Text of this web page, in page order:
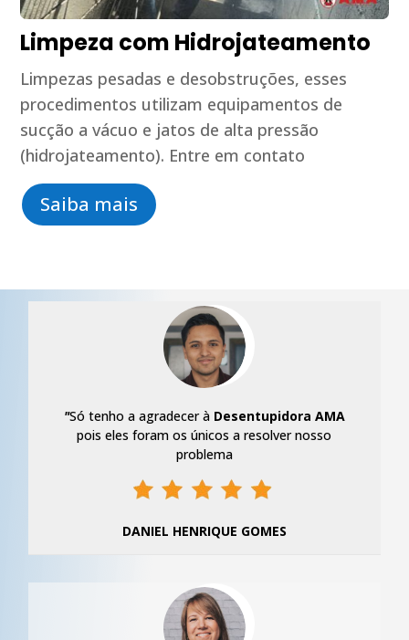
Limpeza com Hidrojateamento
Limpezas pesadas e desobstruções, esses
procedimentos utilizam equipamentos de
sucção a vácuo e jatos de alta pressão
(hidrojateamento). Entre em contato
Saiba mais
"Só tenho a agradecer à Desentupidora AMA
pois eles foram os únicos a resolver nosso
problema
DANIEL HENRIQUE GOMES